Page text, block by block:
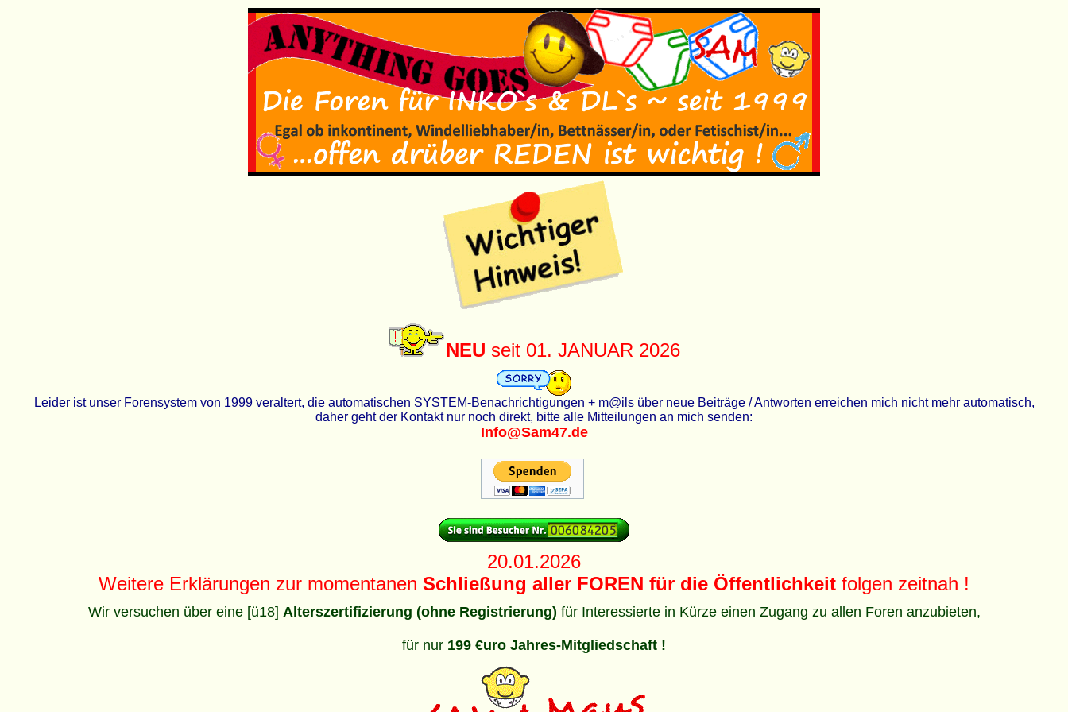
NEU seit 01. JANUAR 2026
Leider ist unser Forensystem von 1999 veraltert, die automatischen SYSTEM-Benachrichtigungen + m@ils über neue Beiträge / Antworten erreichen mich nicht mehr automatisch,
daher geht der Kontakt nur noch direkt, bitte alle Mitteilungen an mich senden:
Info@Sam47.de
20.01.2026
Weitere Erklärungen zur momentanen Schließung aller FOREN für die Öffentlichkeit folgen zeitnah !
Wir versuchen über eine [ü18] Alterszertifizierung (ohne Registrierung) für Interessierte in Kürze einen Zugang zu allen Foren anzubieten,
für nur 199 €uro Jahres-Mitgliedschaft !